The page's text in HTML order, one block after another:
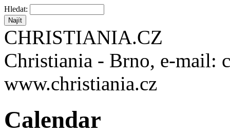
Hledat:
CHRISTIANIA.CZ
Christiania - Brno, e-mail:
www.christiania.cz
Calendar